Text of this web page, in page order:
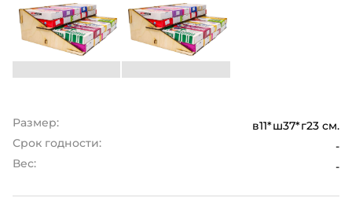
Размер:
в11*ш37*г23 см.
Срок годности:
-
Вес:
-